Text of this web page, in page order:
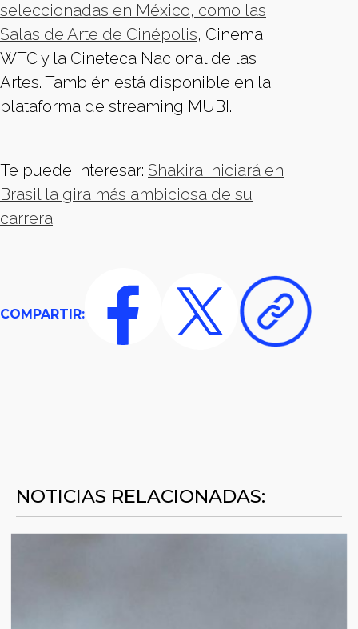
seleccionadas en México, como las
Salas de Arte de Cinépolis, Cinema
WTC y la Cineteca Nacional de las
Artes. También está disponible en la
plataforma de streaming MUBI.
Te puede interesar: Shakira iniciará en
Brasil la gira más ambiciosa de su
carrera
COMPARTIR:
NOTICIAS RELACIONADAS: